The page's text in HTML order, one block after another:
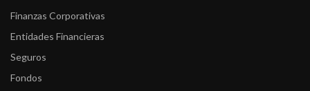
Finanzas Corporativas
Entidades Financieras
Seguros
Fondos